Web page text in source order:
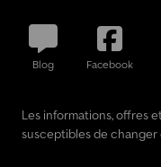
Blog Facebook
Les informations, offres
susceptibles de